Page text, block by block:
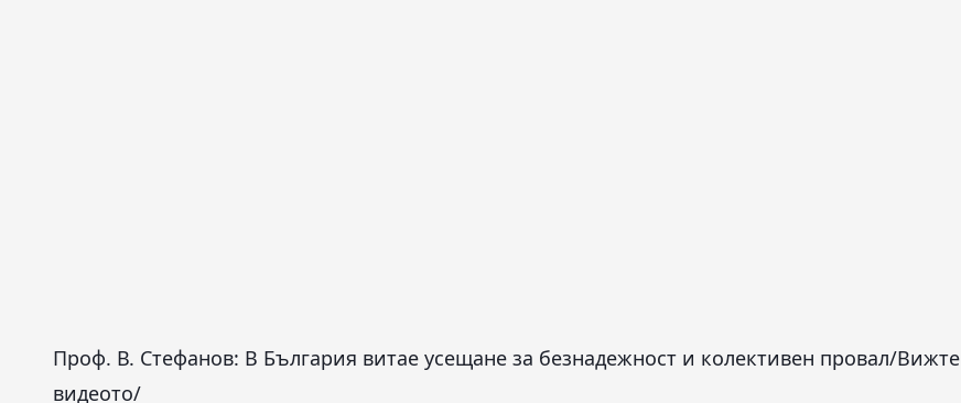
Проф. В. Стефанов: В България витае усещане за безнадежност и колективен провал/Вижте
видеото/